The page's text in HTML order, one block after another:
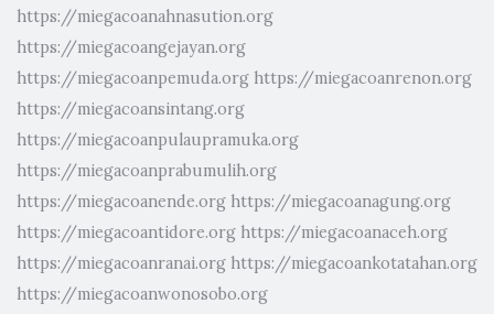
https://miegacoanahnasution.org
https://miegacoangejayan.org
https://miegacoanpemuda.org https://miegacoanrenon.org
https://miegacoansintang.org
https://miegacoanpulaupramuka.org
https://miegacoanprabumulih.org
https://miegacoanende.org https://miegacoanagung.org
https://miegacoantidore.org https://miegacoanaceh.org
https://miegacoanranai.org https://miegacoankotatahan.org
https://miegacoanwonosobo.org